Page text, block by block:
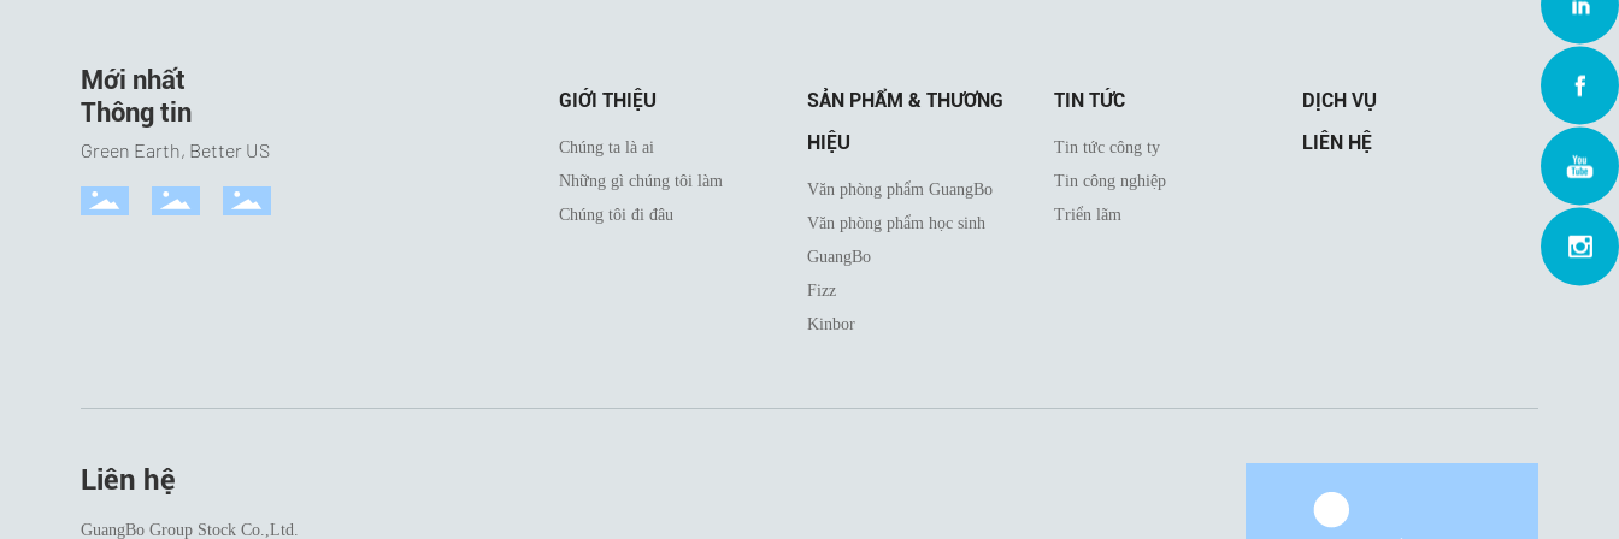
Mới nhất
Thông tin
Green Earth, Better US
GIỚI THIỆU
Chúng ta là ai
Những gì chúng tôi làm
Chúng tôi đi đâu
SẢN PHẨM & THƯƠNG
HIỆU
Văn phòng phẩm GuangBo
Văn phòng phẩm học sinh
GuangBo
Fizz
Kinbor
TIN TỨC
Tin tức công ty
Tin công nghiệp
Triển lãm
DỊCH VỤ
LIÊN HỆ
Liên hệ
GuangBo Group Stock Co.,Ltd.